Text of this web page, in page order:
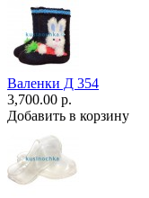
Валенки Д 354
3,700.00 р.
Добавить в корзину